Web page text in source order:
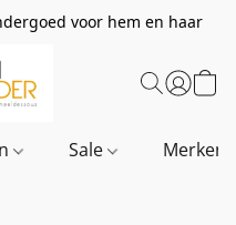
voor hem en haar
Sale Merken